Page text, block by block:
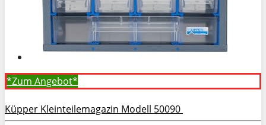
*Zum Angebot*
Küpper Kleinteilemagazin Modell 50090